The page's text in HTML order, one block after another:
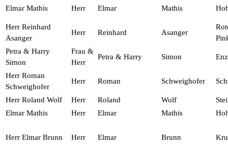
Elmar Mathis Herr Elmar Mathis
Herr Reinhard
Asanger
Herr Reinhard Asanger
Petra & Harry
Simon
Frau &
Herr
Petra & Harry Simon
Herr Roman
Schweighofer
Herr Roman Schweighofer
Herr Roland Wolf Herr Roland Wolf
Elmar Mathis
Herr Elmar Mathis
Herr Elmar Brunn Herr Elmar Brunn